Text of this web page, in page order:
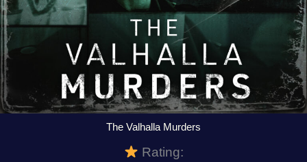
The Valhalla Murders
Rating: